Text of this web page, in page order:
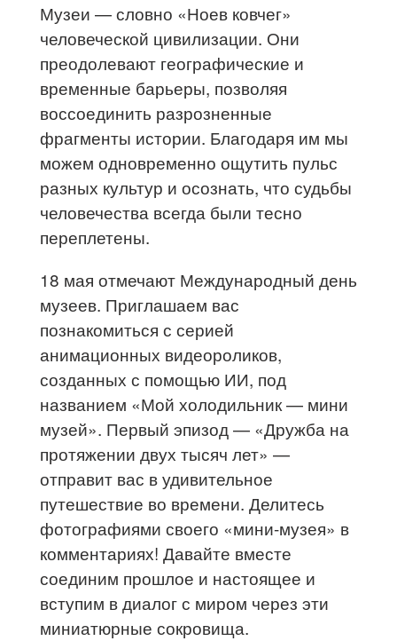
Музеи — словно «Ноев ковчег»
человеческой цивилизации. Они
преодолевают географические и
временные барьеры, позволяя
воссоединить разрозненные
фрагменты истории. Благодаря им мы
можем одновременно ощутить пульс
разных культур и осознать, что судьбы
человечества всегда были тесно
переплетены.
18 мая отмечают Международный день
музеев. Приглашаем вас
познакомиться с серией
анимационных видеороликов,
созданных с помощью ИИ, под
названием «Мой холодильник — мини
музей». Первый эпизод — «Дружба на
протяжении двух тысяч лет» —
отправит вас в удивительное
путешествие во времени. Делитесь
фотографиями своего «мини-музея» в
комментариях! Давайте вместе
соединим прошлое и настоящее и
вступим в диалог с миром через эти
миниатюрные сокровища.